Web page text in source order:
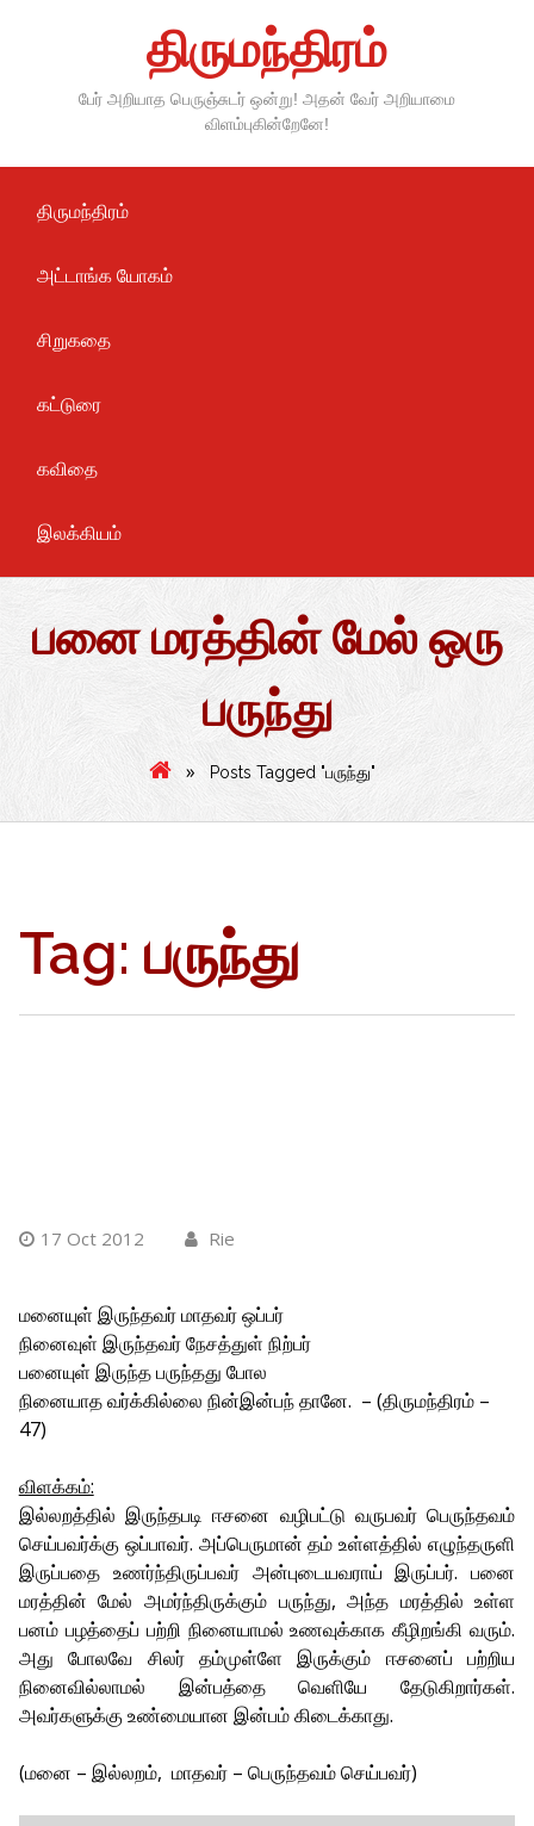
திருமந்திரம்
பேர் அறியாத பெருஞ்சுடர் ஒன்று! அதன் வேர் அறியாமை
விளம்புகின்றேனே!
திருமந்திரம்
அட்டாங்க யோகம்
சிறுகதை
கட்டுரை
கவிதை
இலக்கியம்
பனை மரத்தின் மேல் ஒரு
பருந்து
» Posts Tagged "பருந்து"
Tag: பருந்து
17 Oct 2012 Rie
மனையுள் இருந்தவர் மாதவர் ஒப்பர்
நினைவுள் இருந்தவர் நேசத்துள் நிற்பர்
பனையுள் இருந்த பருந்தது போல
நினையாத வர்க்கில்லை நின்இன்பந் தானே. – (திருமந்திரம் –
47)
விளக்கம்:
இல்லறத்தில் இருந்தபடி ஈசனை வழிபட்டு வருபவர் பெருந்தவம்
செய்பவர்க்கு ஒப்பாவர். அப்பெருமான் தம் உள்ளத்தில் எழுந்தருளி
இருப்பதை உணர்ந்திருப்பவர் அன்புடையவராய் இருப்பர். பனை
மரத்தின் மேல் அமர்ந்திருக்கும் பருந்து, அந்த மரத்தில் உள்ள
பனம் பழத்தைப் பற்றி நினையாமல் உணவுக்காக கீழிறங்கி வரும்.
அது போலவே சிலர் தம்முள்ளே இருக்கும் ஈசனைப் பற்றிய
நினைவில்லாமல் இன்பத்தை வெளியே தேடுகிறார்கள்.
அவர்களுக்கு உண்மையான இன்பம் கிடைக்காது.
(மனை – இல்லறம், மாதவர் – பெருந்தவம் செய்பவர்)